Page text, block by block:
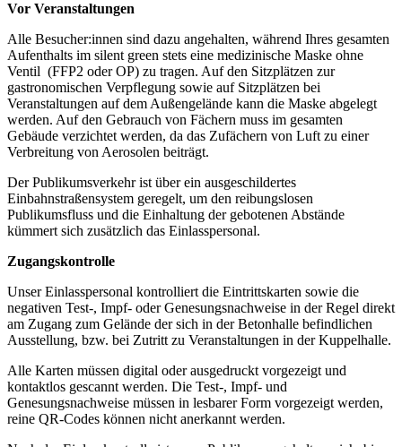
Vor Veranstaltungen
Alle Besucher:innen sind dazu angehalten, während Ihres gesamten
Aufenthalts im silent green stets eine medizinische Maske ohne
Ventil (FFP2 oder OP) zu tragen. Auf den Sitzplätzen zur
gastronomischen Verpflegung sowie auf Sitzplätzen bei
Veranstaltungen auf dem Außengelände kann die Maske abgelegt
werden. Auf den Gebrauch von Fächern muss im gesamten
Gebäude verzichtet werden, da das Zufächern von Luft zu einer
Verbreitung von Aerosolen beiträgt.
Der Publikumsverkehr ist über ein ausgeschildertes
Einbahnstraßensystem geregelt, um den reibungslosen
Publikumsfluss und die Einhaltung der gebotenen Abstände
kümmert sich zusätzlich das Einlasspersonal.
Zugangskontrolle
Unser Einlasspersonal kontrolliert die Eintrittskarten sowie die
negativen Test-, Impf- oder Genesungsnachweise in der Regel direkt
am Zugang zum Gelände der sich in der Betonhalle befindlichen
Ausstellung, bzw. bei Zutritt zu Veranstaltungen in der Kuppelhalle.
Alle Karten müssen digital oder ausgedruckt vorgezeigt und
kontaktlos gescannt werden. Die Test-, Impf- und
Genesungsnachweise müssen in lesbarer Form vorgezeigt werden,
reine QR-Codes können nicht anerkannt werden.